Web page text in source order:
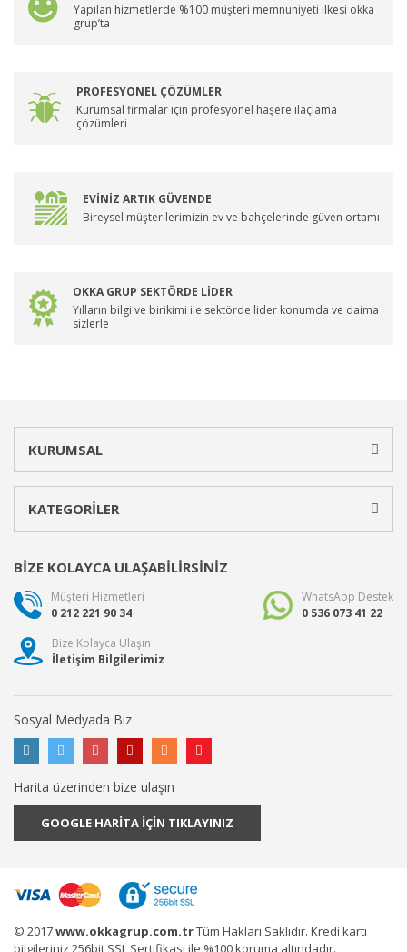
Yapılan hizmetlerde %100 müşteri memnuniyeti ilkesi okka
grup’ta
PROFESYONEL ÇÖZÜMLER
Kurumsal firmalar için profesyonel haşere ilaçlama
çözümleri
EVİNİZ ARTIK GÜVENDE
Bireysel müşterilerimizin ev ve bahçelerinde güven ortamı
OKKA GRUP SEKTÖRDE LİDER
Yılların bilgi ve birikimi ile sektörde lider konumda ve daima
sizlerle
KURUMSAL
KATEGORİLER
BİZE KOLAYCA ULAŞABİLİRSİNİZ
Müşteri Hizmetleri
0 212 221 90 34
WhatsApp Destek
0 536 073 41 22
Bize Kolayca Ulaşın
İletişim Bilgilerimiz
Sosyal Medyada Biz
Harita üzerinden bize ulaşın
GOOGLE HARİTA İÇİN TIKLAYINIZ
© 2017www.okkagrup.com.trTüm Hakları Saklıdır. Kredi kartı
bilgileriniz 256bit SSL Sertifikası ile %100 koruma altındadır.